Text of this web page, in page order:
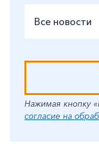
Все новости
Нажимая кнопку
согласие на